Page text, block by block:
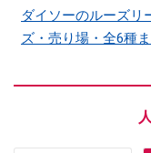
ダイソーのルーズリ
ズ・売り場・全6種